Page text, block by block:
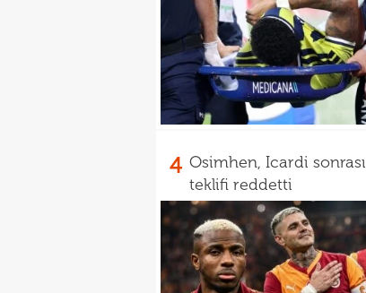
4 Osimhen, Icardi sonrası
teklifi reddetti